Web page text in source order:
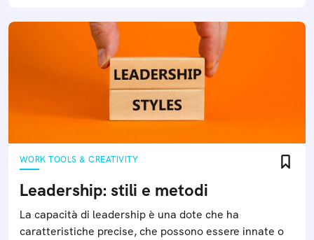
WORK TOOLS & CREATIVITY
Leadership: stili e metodi
La capacità di leadership è una dote che ha
caratteristiche precise, che possono essere innate o